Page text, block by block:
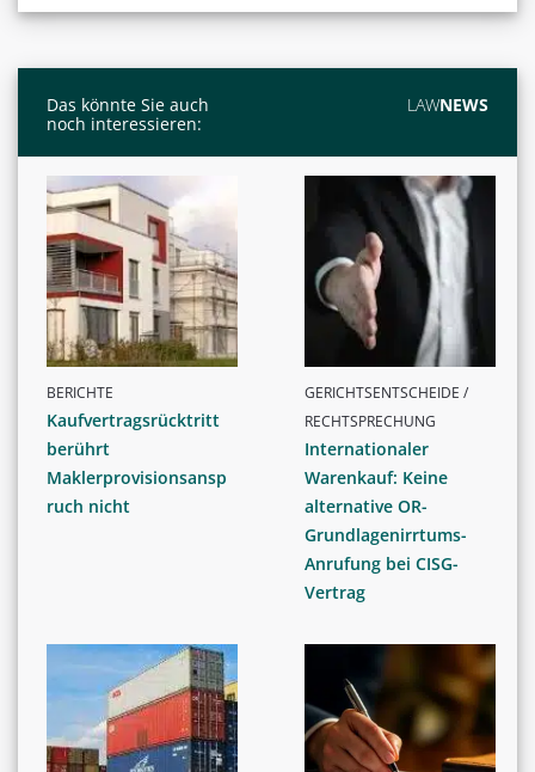
Das könnte Sie auch
noch interessieren:
LAWNEWS
BERICHTE
Kaufvertragsrücktritt
berührt
Maklerprovisionsansp
ruch nicht
GERICHTSENTSCHEIDE /
RECHTSPRECHUNG
Internationaler
Warenkauf: Keine
alternative OR-
Grundlagenirrtums-
Anrufung bei CISG-
Vertrag